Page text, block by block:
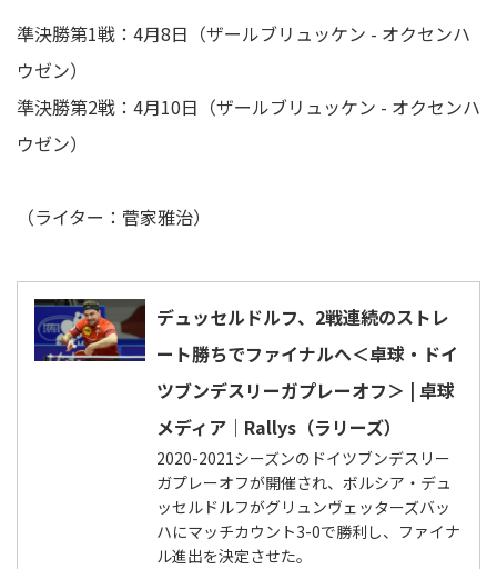
準決勝第1戦：4月8日（ザールブリュッケン - オクセンハ
ウゼン）
準決勝第2戦：4月10日（ザールブリュッケン - オクセンハ
ウゼン）
（ライター：菅家雅治）
デュッセルドルフ、2戦連続のストレ
ート勝ちでファイナルへ＜卓球・ドイ
ツブンデスリーガプレーオフ＞ | 卓球
メディア｜Rallys（ラリーズ）
2020-2021シーズンのドイツブンデスリー
ガプレーオフが開催され、ボルシア・デュ
ッセルドルフがグリュンヴェッターズバッ
ハにマッチカウント3-0で勝利し、ファイナ
ル進出を決定させた。